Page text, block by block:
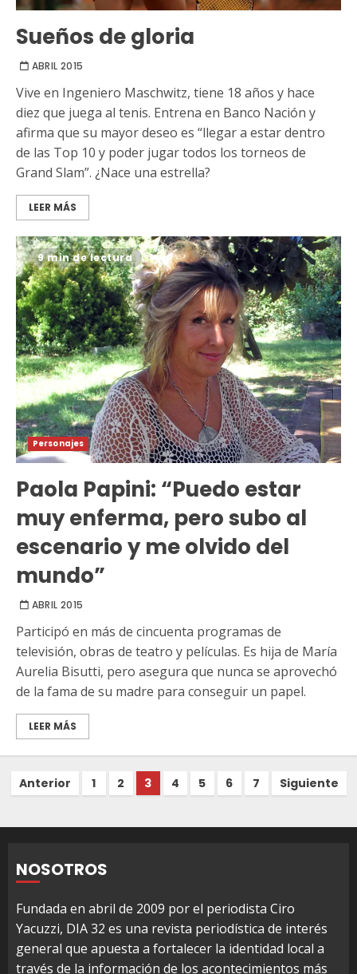
Sueños de gloria
ABRIL 2015
Vive en Ingeniero Maschwitz, tiene 18 años y hace
diez que juega al tenis. Entrena en Banco Nación y
afirma que su mayor deseo es “llegar a estar dentro
de las Top 10 y poder jugar todos los torneos de
Grand Slam”. ¿Nace una estrella?
LEER MÁS
9 min de lectura
Personajes
Paola Papini: “Puedo estar
muy enferma, pero subo al
escenario y me olvido del
mundo”
ABRIL 2015
Participó en más de cincuenta programas de
televisión, obras de teatro y películas. Es hija de María
Aurelia Bisutti, pero asegura que nunca se aprovechó
de la fama de su madre para conseguir un papel.
LEER MÁS
Paginación
entradas
Anterior 1 2 3 4 5 6 7 Siguiente
NOSOTROS
Fundada en abril de 2009 por el periodista Ciro
Yacuzzi, DIA 32 es una revista periodística de interés
general que apuesta a fortalecer la identidad local a
través de la información de los acontecimientos más